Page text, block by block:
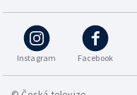
Instagram Facebook